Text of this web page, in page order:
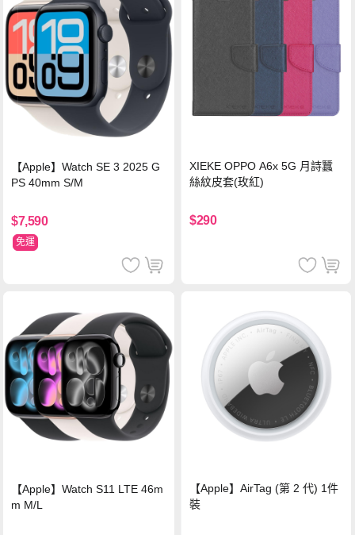
【Apple】Watch SE 3 2025 G
PS 40mm S/M
$7,590
免運
XIEKE OPPO A6x 5G 月詩蠶
絲紋皮套(玫紅)
$290
【Apple】Watch S11 LTE 46m
m M/L
【Apple】AirTag (第 2 代) 1件
裝